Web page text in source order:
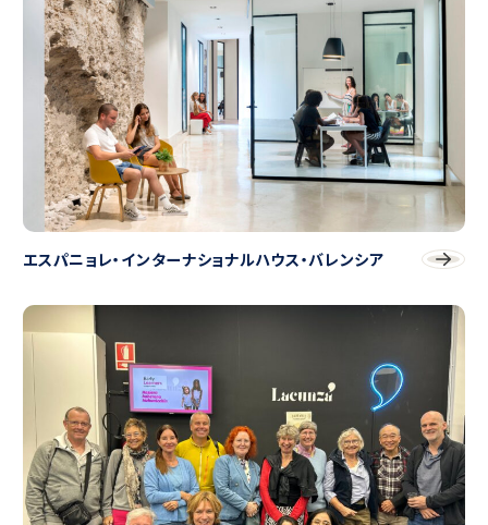
エスパニョレ・インターナショナルハウス・バレンシア